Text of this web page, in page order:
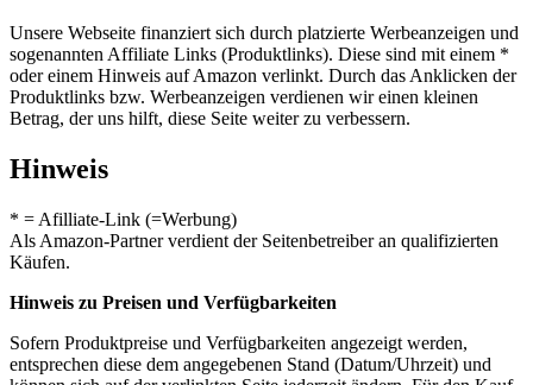
Unsere Webseite finanziert sich durch platzierte Werbeanzeigen und
sogenannten Affiliate Links (Produktlinks). Diese sind mit einem *
oder einem Hinweis auf Amazon verlinkt. Durch das Anklicken der
Produktlinks bzw. Werbeanzeigen verdienen wir einen kleinen
Betrag, der uns hilft, diese Seite weiter zu verbessern.
Hinweis
* = Afilliate-Link (=Werbung)
Als Amazon-Partner verdient der Seitenbetreiber an qualifizierten
Käufen.
Hinweis zu Preisen und Verfügbarkeiten
Sofern Produktpreise und Verfügbarkeiten angezeigt werden,
entsprechen diese dem angegebenen Stand (Datum/Uhrzeit) und